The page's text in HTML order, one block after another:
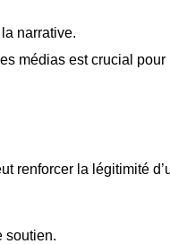
narrative.
médias est crucial
renforcer la légitimité
soutien.